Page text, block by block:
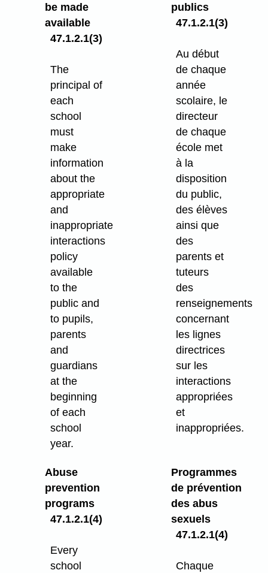
be made
available
47.1.2.1(3)
The
principal of
each
school
must
make
information
about the
appropriate
and
inappropriate
interactions
policy
available
to the
public and
to pupils,
parents
and
guardians
at the
beginning
of each
school
year.
publics
47.1.2.1(3)
Au début
de chaque
année
scolaire, le
directeur
de chaque
école met
à la
disposition
du public,
des élèves
ainsi que
des
parents et
tuteurs
des
renseignements
concernant
les lignes
directrices
sur les
interactions
appropriées
et
inappropriées.
Abuse
prevention
programs
47.1.2.1(4)
Every
school
Programmes
de prévention
des abus
sexuels
47.1.2.1(4)
Chaque